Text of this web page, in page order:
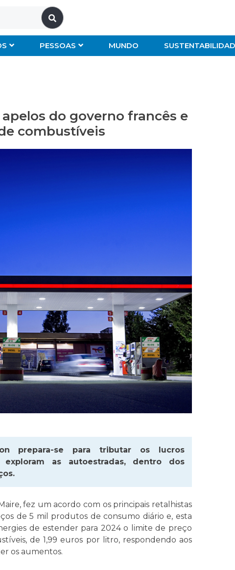
PESSOAS MUNDO
do governo francês e
combustíveis
prepara-se para tributar os lucros
as autoestradas, dentro dos
fez um acordo com os principais retalhistas
de 5 mil produtos de consumo diário e, esta
de estender para 2024 o limite de preço
de 1,99 euros por litro, respondendo aos
os aumentos.